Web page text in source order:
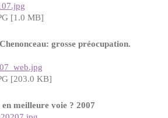
[1.0 MB]
grosse préocupation.
[203.0 KB]
meilleure voie ? 2007